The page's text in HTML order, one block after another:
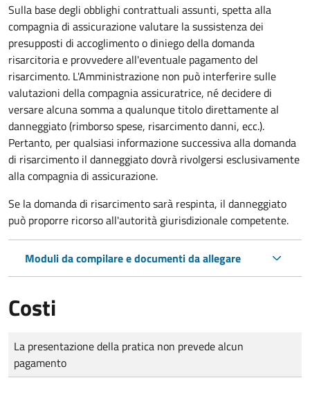
Sulla base degli obblighi contrattuali assunti, spetta alla
compagnia di assicurazione valutare la sussistenza dei
presupposti di accoglimento o diniego della domanda
risarcitoria e provvedere all'eventuale pagamento del
risarcimento. L'Amministrazione non può interferire sulle
valutazioni della compagnia assicuratrice, né decidere di
versare alcuna somma a qualunque titolo direttamente al
danneggiato (rimborso spese, risarcimento danni, ecc.).
Pertanto, per qualsiasi informazione successiva alla domanda
di risarcimento il danneggiato dovrà rivolgersi esclusivamente
alla compagnia di assicurazione.
Se la domanda di risarcimento sarà respinta, il danneggiato
può proporre ricorso all'autorità giurisdizionale competente.
Moduli da compilare e documenti da allegare
Costi
Tipo di pagamento
Importo
La presentazione della pratica non prevede alcun
pagamento